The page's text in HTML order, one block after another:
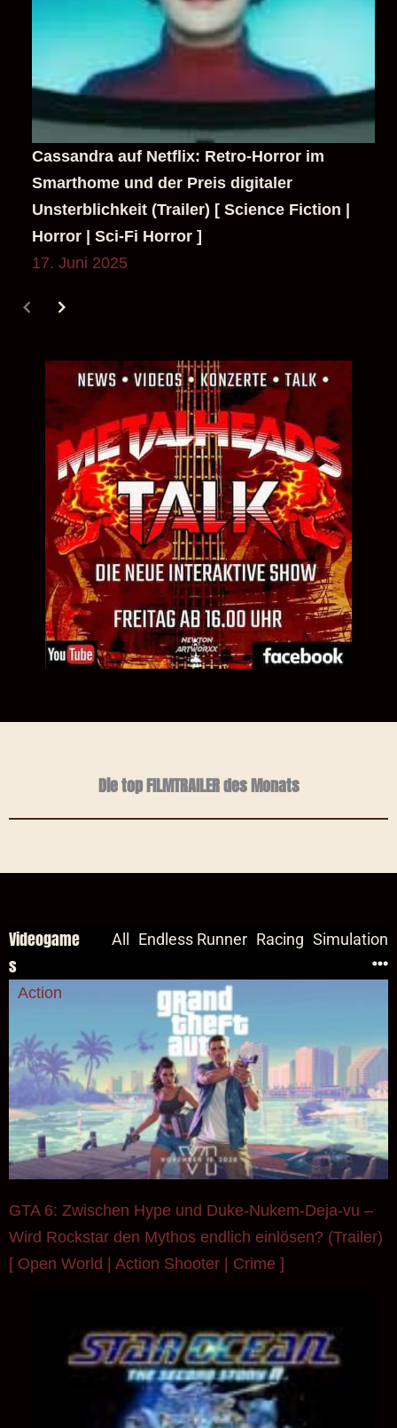
Cassandra auf Netflix: Retro-Horror im
Smarthome und der Preis digitaler
Unsterblichkeit (Trailer) [ Science Fiction |
Horror | Sci-Fi Horror ]
17. Juni 2025
GTA 6: Zwischen Hype und Duke-Nukem-Deja-vu –
Wird Rockstar den Mythos endlich einlösen? (Trailer)
[ Open World | Action Shooter | Crime ]